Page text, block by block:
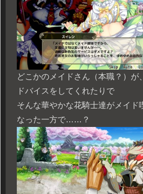
どこかのメイドさん（本職？）が
ドバイスをしてくれたりで
そんな華やかな花騎士達がメイド
なった一方で……？